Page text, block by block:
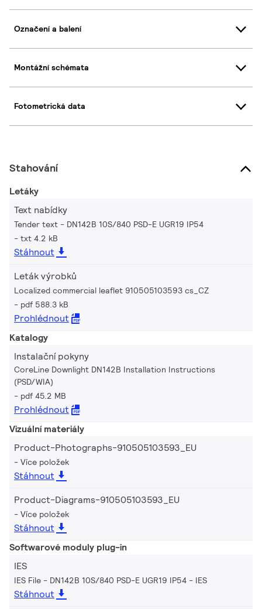
Označení a balení
Montážní schémata
Fotometrická data
Stahování
Letáky
Text nabídky
Tender text - DN142B 10S/840 PSD-E UGR19 IP54
txt 4.2 kB
Stáhnout
Leták výrobků
Localized commercial leaflet 910505103593 cs_CZ
pdf 588.3 kB
Prohlédnout
Katalogy
Instalační pokyny
CoreLine Downlight DN142B Installation Instructions
(PSD/WIA)
pdf 45.2 MB
Prohlédnout
Vizuální materiály
Product-Photographs-910505103593_EU
Více položek
Stáhnout
Product-Diagrams-910505103593_EU
Více položek
Stáhnout
Softwarové moduly plug-in
IES
IES File - DN142B 10S/840 PSD-E UGR19 IP54 IES
Stáhnout